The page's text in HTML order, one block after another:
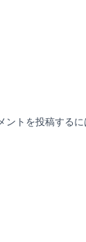
ントを投稿するに